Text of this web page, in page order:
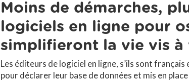
Moins de démarches,
logiciels en ligne pour
simplifieront la vie vis à
Les éditeurs de logiciel en ligne, s’ils sont
pour déclarer leur base de données et mis en